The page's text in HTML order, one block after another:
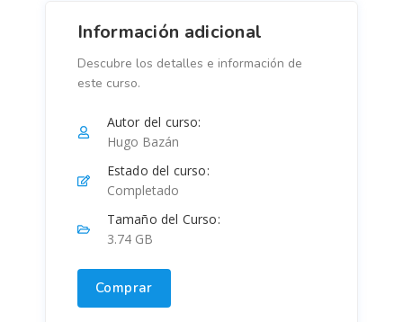
Información adicional
Descubre los detalles e información de
este curso.
Autor del curso:
Hugo Bazán
Estado del curso:
Completado
Tamaño del Curso:
3.74 GB
Comprar